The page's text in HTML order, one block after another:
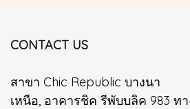
CONTACT US
สาขา Chic Republic บางนา
เหนือ, อาคารชิค รีพับบลิค 983 ท